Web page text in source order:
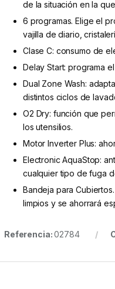
de la situación en la
6 programas. Elige el
vajilla de diario,
Clase C: consumo de
Delay Start: programa
Dual Zone Wash:
distintos ciclos de
O2 Dry: función que
los utensilios.
Motor Inverter Plus:
Electronic AquaStop:
cualquier tipo de fuga
Bandeja para
limpios y se ahorrará
Referencia:02784